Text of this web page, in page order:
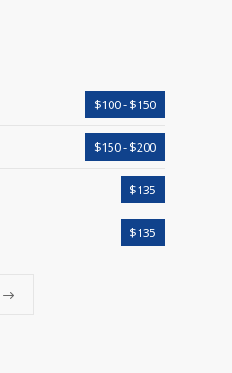
$100 - $150
$150 - $200
$135
$135